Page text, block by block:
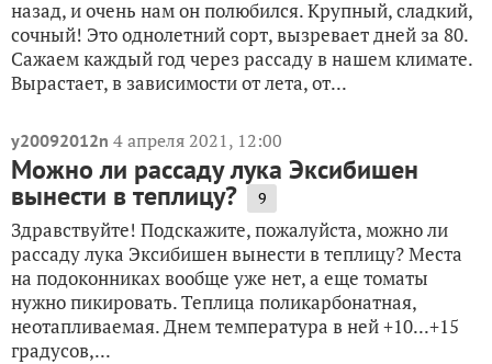
назад, и очень нам он полюбился. Крупный, сладкий,
сочный! Это однолетний сорт, вызревает дней за 80.
Сажаем каждый год через рассаду в нашем климате.
Вырастает, в зависимости от лета, от...
y20092012n 4 апреля 2021, 12:00
Можно ли рассаду лука Эксибишен
вынести в теплицу? 9
Здравствуйте! Подскажите, пожалуйста, можно ли
рассаду лука Эксибишен вынести в теплицу? Места
на подоконниках вообще уже нет, а еще томаты
нужно пикировать. Теплица поликарбонатная,
неотапливаемая. Днем температура в ней +10...+15
градусов,...